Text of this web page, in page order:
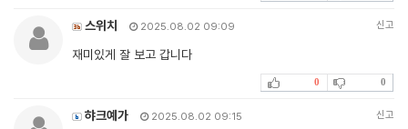
스위치 2025.08.02 09:09 신고
재미있게 잘 보고 갑니다
0 0
햐크예가 2025.08.02 09:15 신고